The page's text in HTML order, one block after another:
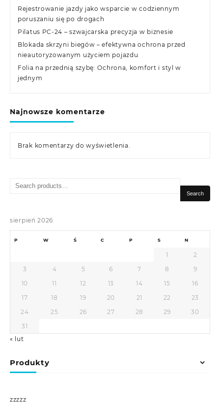
Rejestrowanie jazdy jako wsparcie w codziennym
poruszaniu się po drogach
Pilatus PC-24 – szwajcarska precyzja w biznesie
Blokada skrzyni biegów – efektywna ochrona przed
nieautoryzowanym użyciem pojazdu
Folia na przednią szybę: Ochrona, komfort i styl w
jednym
Najnowsze komentarze
Brak komentarzy do wyświetlenia.
Search
Search
sierpień 2026
P W Ś C P S N
1
2
3
4 5 6 7 8
9
10
11 12 13 14 15
16
17
18 19 20 21 22
23
24
25 26 27 28 29
30
31
« lut
Produkty
zzzzz